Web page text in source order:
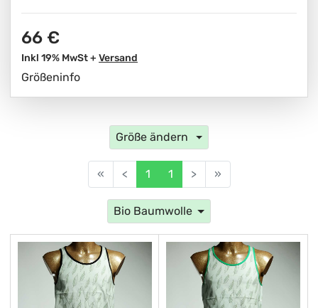
66 €
Inkl 19% MwSt + Versand
Größeninfo
Größe ändern
« < 1 1 > »
Bio Baumwolle